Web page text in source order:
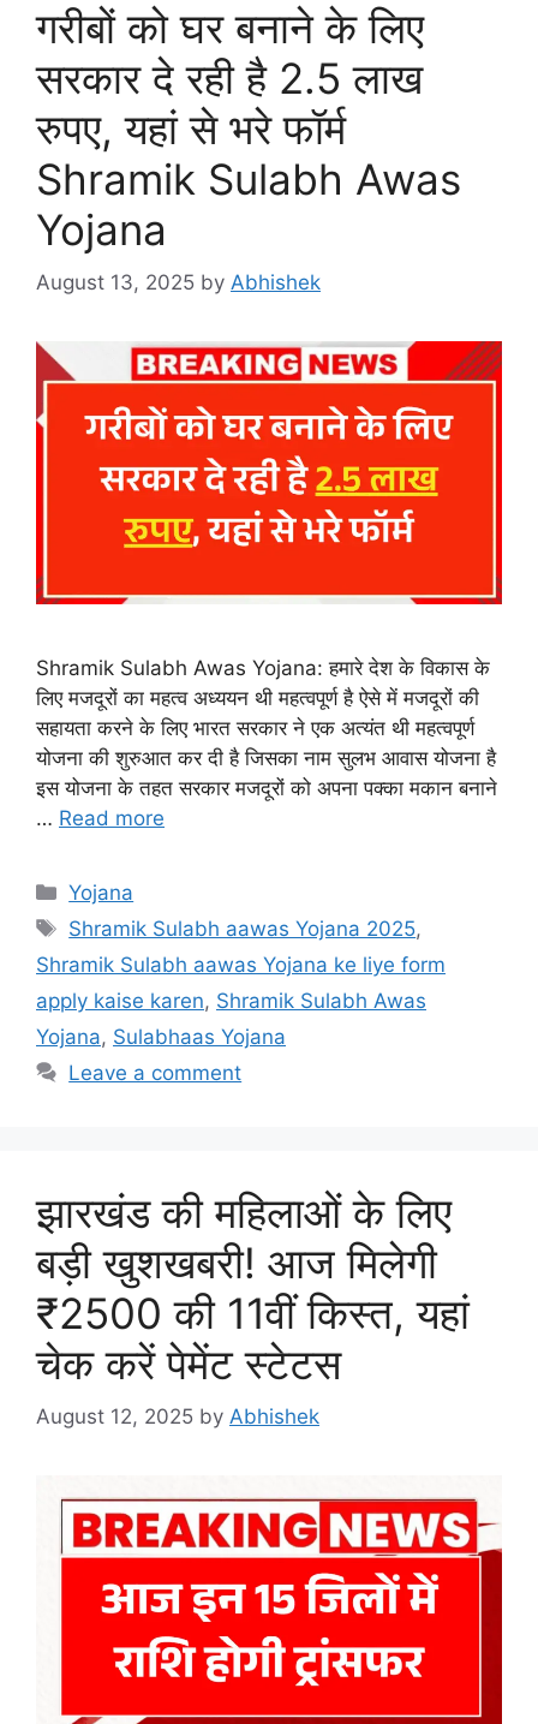
गरीबों को घर बनाने के लिए
सरकार दे रही है 2.5 लाख
रुपए, यहां से भरे फॉर्म
Shramik Sulabh Awas
Yojana
August 13, 2025 by Abhishek
Shramik Sulabh Awas Yojana: हमारे देश के विकास के
लिए मजदूरों का महत्व अध्ययन थी महत्वपूर्ण है ऐसे में मजदूरों की
सहायता करने के लिए भारत सरकार ने एक अत्यंत थी महत्वपूर्ण
योजना की शुरुआत कर दी है जिसका नाम सुलभ आवास योजना है
इस योजना के तहत सरकार मजदूरों को अपना पक्का मकान बनाने
… Read more
Categories
Yojana
Tags
Shramik Sulabh aawas Yojana 2025,
Shramik Sulabh aawas Yojana ke liye form
apply kaise karen, Shramik Sulabh Awas
Yojana, Sulabhaas Yojana
Leave a comment
झारखंड की महिलाओं के लिए
बड़ी खुशखबरी! आज मिलेगी
₹2500 की 11वीं किस्त, यहां
चेक करें पेमेंट स्टेटस
August 12, 2025 by Abhishek